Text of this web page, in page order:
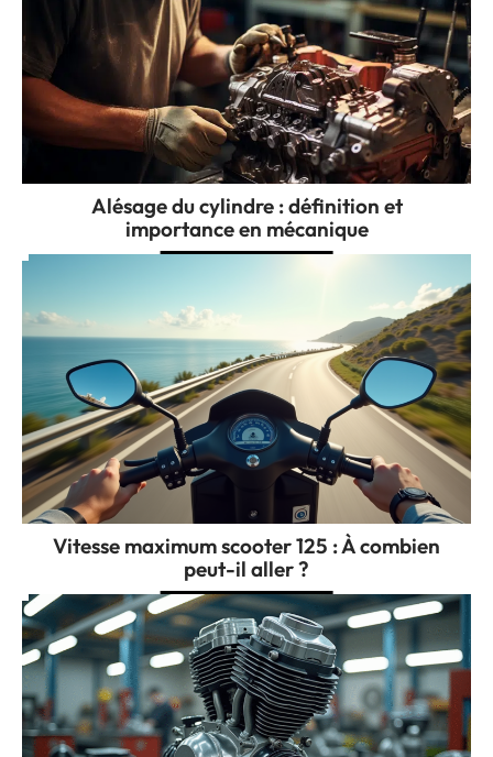
Alésage du cylindre : définition et
importance en mécanique
Vitesse maximum scooter 125 : À combien
peut-il aller ?